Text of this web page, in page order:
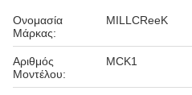
Ονομασία
Μάρκας:
MILLCReeK
Αριθμός
Μοντέλου:
MCK1